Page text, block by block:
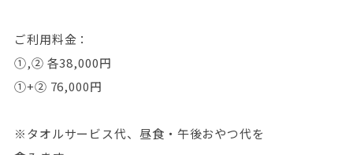
ご利用料金：
①,② 各38,000円
①+② 76,000円
※タオルサービス代、昼食・午後おやつ代を